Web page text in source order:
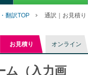
翻訳TOP 通訳｜お見積り
お見積り オンライン
ム（入力画